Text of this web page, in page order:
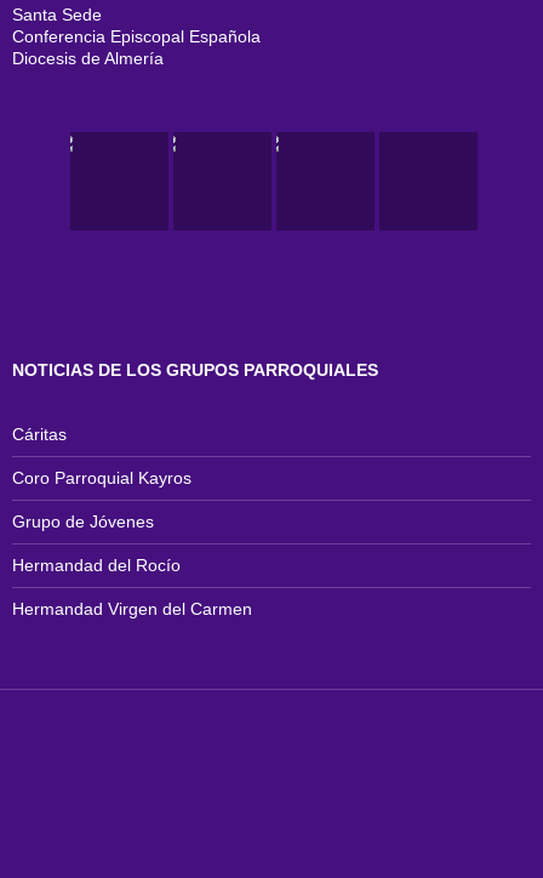
Santa Sede
Conferencia Episcopal Española
Diocesis de Almería
NOTICIAS DE LOS GRUPOS PARROQUIALES
Cáritas
Coro Parroquial Kayros
Grupo de Jóvenes
Hermandad del Rocío
Hermandad Virgen del Carmen